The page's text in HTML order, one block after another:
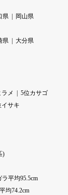
県
岡山県
県
大分県
メ
5位カサゴ
イサキ
)
平均95.5cm
均74.2cm